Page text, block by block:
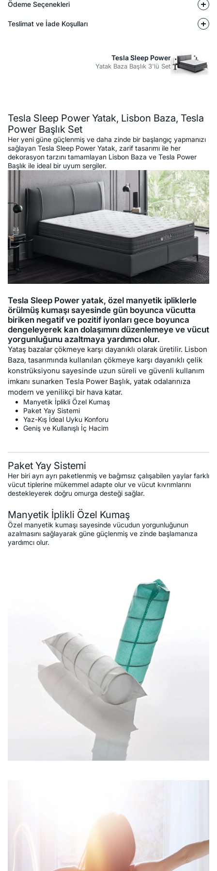
Ödeme Seçenekleri
Teslimat ve İade Koşulları
Tesla Sleep Power
Yatak Baza Başlık 3'lü Set
Tesla Sleep Power Yatak, Lisbon Baza, Tesla
Power Başlık Set
Her yeni güne güçlenmiş ve daha zinde bir başlangıç yapmanızı
sağlayan Tesla Sleep Power Yatak, zarif tasarımı ile her
dekorasyon tarzını tamamlayan Lisbon Baza ve Tesla Power
Başlık ile ideal bir uyum sergiler.
Tesla Sleep Power yatak, özel manyetik ipliklerle
örülmüş kumaşı sayesinde gün boyunca vücutta
biriken negatif ve pozitif iyonları gece boyunca
dengeleyerek kan dolaşımını düzenlemeye ve vücut
yorgunluğunu azaltmaya yardımcı olur.
Yataş bazalar çökmeye karşı dayanıklı olarak üretilir. Lisbon
Baza, tasarımında kullanılan çökmeye karşı dayanıklı çelik
konstrüksiyonu sayesinde uzun süreli ve güvenli kullanım
imkanı sunarken Tesla Power Başlık, yatak odalarınıza
modern ve yenilikçi bir hava katar.
Manyetik İplikli Özel Kumaş
Paket Yay Sistemi
Yaz-Kış İdeal Uyku Konforu
Geniş ve Kullanışlı İç Hacim
Paket Yay Sistemi
Her biri ayrı ayrı paketlenmiş ve bağımsız çalışabilen yaylar farklı
vücut tiplerine mükemmel adapte olur ve vücut kıvrımlarını
destekleyerek doğru omurga desteği sağlar.
Manyetik İplikli Özel Kumaş
Özel manyetik kumaşı sayesinde vücudun yorgunluğunun
azalmasını sağlayarak güne güçlenmiş ve zinde başlamanıza
yardımcı olur.